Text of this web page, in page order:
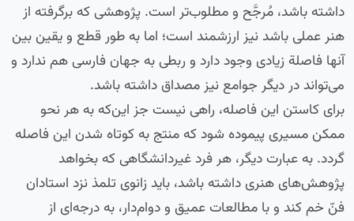
داشته باشد، مُرجَّح و مطلوب‌تر است. پژوهشی که برگرفته از
هنر عملی باشد نیز ارزشمند است؛ اما به طور قطع و یقین بین
آنها فاصلة‌ زیادی وجود دارد و ربطی به جهان فارسی هم ندارد و
می‌تواند در دیگر جوامع نیز مصداق داشته باشد.
برای کاستن این فاصله، راهی نیست جز این‌که به هر نحو
ممکن مسیری پیموده شود که منتج به کوتاه شدن این فاصله
گردد. به عبارت دیگر، هر فرد غیردانشگاهی که بخواهد
پژوهش‌های هنری داشته باشد، باید زانوی تلمذ نزد استادان
فنّ خم کند و با مطالعات عمیق و دوام‌دار، به درجه‌ای از